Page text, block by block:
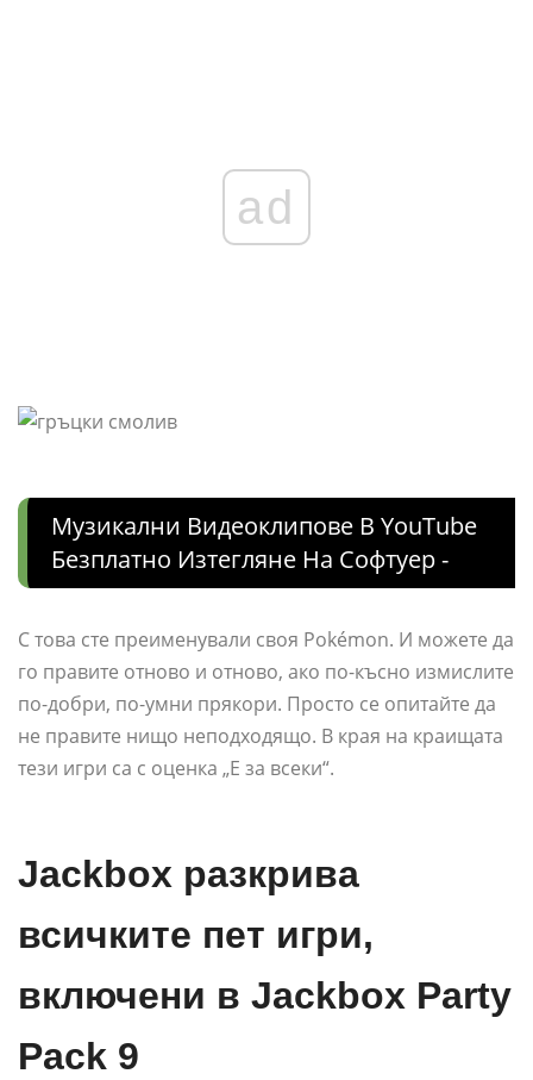
ad
Музикални Видеоклипове В YouTube
Безплатно Изтегляне На Софтуер -
С това сте преименували своя Pokémon. И можете да
го правите отново и отново, ако по-късно измислите
по-добри, по-умни прякори. Просто се опитайте да
не правите нищо неподходящо. В края на краищата
тези игри са с оценка „E за всеки“.
Jackbox разкрива
всичките пет игри,
включени в Jackbox Party
Pack 9